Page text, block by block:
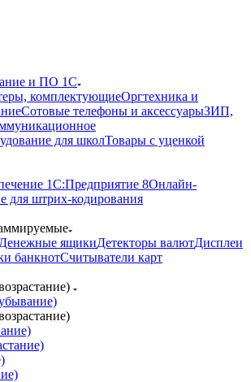
и ПО 1С
комплектующиеОргтехника и
Сотовые телефоны и аксессуарыЗИП,
для школТовары с уценкой
1С:Предприятие 8Онлайн-
для штрих-кодирования
Денежные ящикиДетекторы валютДисплеи
банкнотСчитыватели карт